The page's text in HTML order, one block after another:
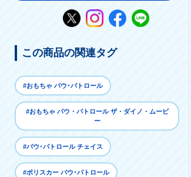
この商品の関連タグ
#おもちゃ パウ･パトロール
#おもちゃ パウ・パトロール ザ・ダイノ・ムービ
ー
#パウ･パトロール チェイス
#ポリスカー パウ･パトロール